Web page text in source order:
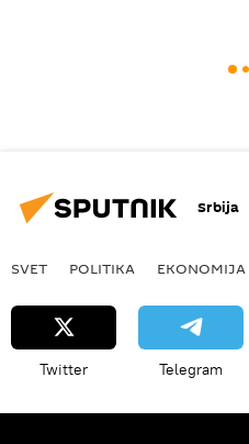
Srbija
SVET POLITIKA EKONOMIJA
Twitter Telegram